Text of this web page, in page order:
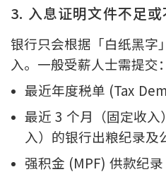
3. 入息证明文件不足
银行只会根据「白纸黑字
入。一般受薪人士需提交：
最近年度税单 (Tax
最近 3 个月（固定收
入）的银行出粮纪录及
强积金 (MPF) 供款纪录